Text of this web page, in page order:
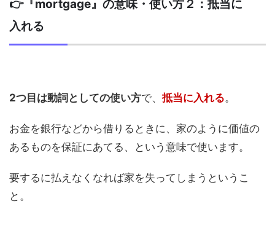
👉『mortgage』の意味・使い方２：抵当に
入れる
2つ目は動詞としての使い方で、 抵当に入れる。
お金を銀行などから借りるときに、家のように価値の
あるものを保証にあてる、という意味で使います。
要するに払えなくなれば家を失ってしまうというこ
と。